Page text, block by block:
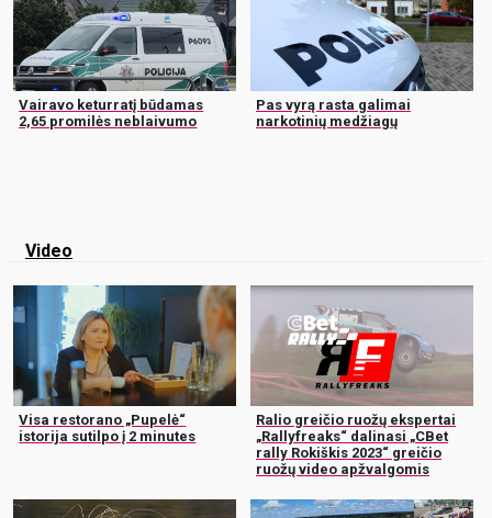
Vairavo keturratį būdamas
2,65 promilės neblaivumo
Pas vyrą rasta galimai
narkotinių medžiagų
Video
Visa restorano „Pupelė“
istorija sutilpo į 2 minutes
Ralio greičio ruožų ekspertai
„Rallyfreaks“ dalinasi „CBet
rally Rokiškis 2023“ greičio
ruožų video apžvalgomis